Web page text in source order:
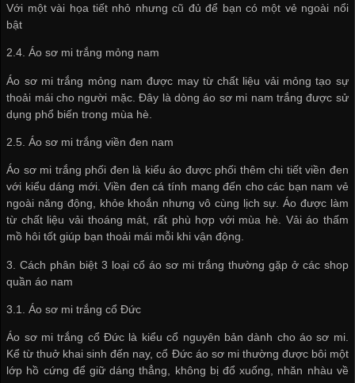
Với một vài họa tiết nhỏ nhưng cũ đủ để bạn có một vẻ ngoài nổi
bật
2.4. Áo sơ mi trắng mỏng nam
Áo sơ mi trắng mỏng nam được may từ chất liệu vải mỏng tạo sự
thoải mái cho người mặc. Đây là dòng áo sơ mi nam trắng được sử
dụng phổ biến trong mùa hè.
2.5. Áo sơ mi trắng viền đen nam
Áo sơ mi trắng phối đen là kiểu áo được phối thêm chi tiết viền đen
với kiểu dáng mới. Viền đen cá tính mang đến cho các bạn nam vẻ
ngoài năng động, khỏe khoắn nhưng vô cùng lịch sự. Áo được làm
từ chất liệu vải thoáng mát, rất phù hợp với mùa hè. Vải áo thấm
mồ hôi tốt giúp bạn thoải mái mỗi khi vận động.
3. Cách phân biệt 3 loại cổ áo sơ mi trắng thường gặp ở các shop
quần áo nam
3.1. Áo sơ mi trắng cổ Đức
Áo sơ mi trắng cổ Đức là kiểu cổ nguyên bản dành cho áo sơ mi.
Kể từ thuở khai sinh đến nay, cổ Đức áo sơ mi thường được bôi một
lớp hồ cứng để giữ dáng thẳng, không bị đổ xuống, nhăn nhàu về